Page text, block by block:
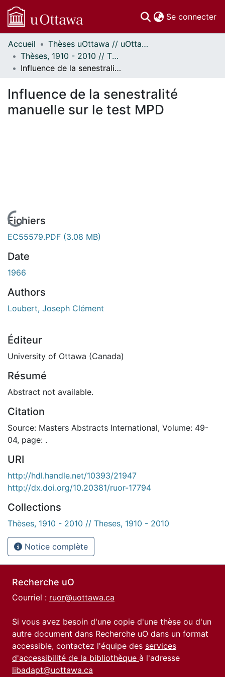
Se connecter
Communautés
et collections
Parcourir
À propos
Accueil
Thèses uOttawa // uOttawa Theses
Thèses, 1910 - 2010 // Theses, 1910 - 2010
Influence de la senestralité manuelle sur le test MPD
Influence de la senestralité
manuelle sur le test MPD
En cours de chargement...
Fichiers
EC55579.PDF (3.08 MB)
Date
1966
Authors
Loubert, Joseph Clément
Éditeur
University of Ottawa (Canada)
Résumé
Abstract not available.
Citation
Source: Masters Abstracts International, Volume: 49-
04, page: .
URI
http://hdl.handle.net/10393/21947
http://dx.doi.org/10.20381/ruor-17794
Collections
Thèses, 1910 - 2010 // Theses, 1910 - 2010
Notice complète
Recherche uO
Courriel : ruor@uottawa.ca
Si vous avez besoin d'une copie d'une thèse ou d'un
autre document dans Recherche uO dans un format
accessible, contactez l'équipe des services
d'accessibilité de la bibliothèque à l'adresse
libadapt@uottawa.ca